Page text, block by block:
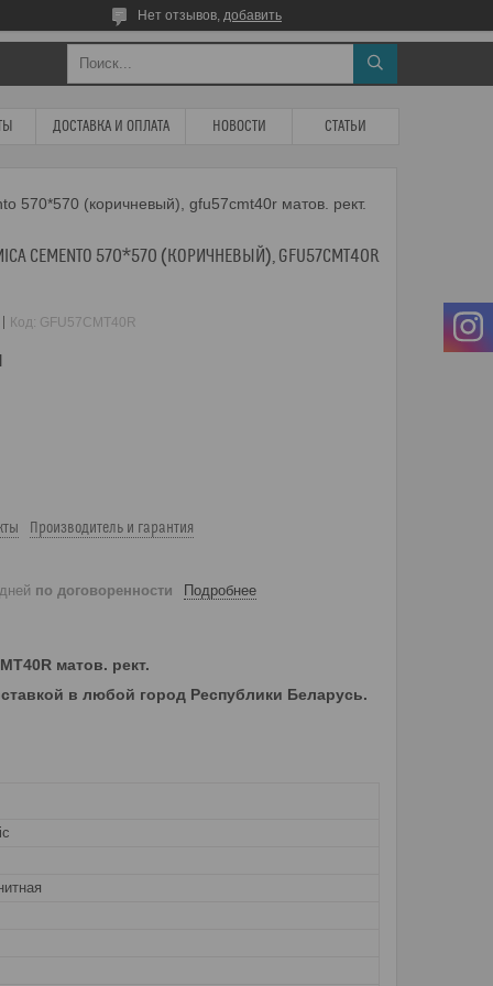
Нет отзывов, добавить
ДОСТАВКА И ОПЛАТА НОВОСТИ СТАТЬИ
570*570 (коричневый), gfu57cmt40r матов. рект.
CEMENTO 570*570 (КОРИЧНЕВЫЙ), GFU57CMT40R
Код: GFU57CMT40R
Производитель и гарантия
по договоренности Подробнее
матов. рект.
в любой город Республики Беларусь.